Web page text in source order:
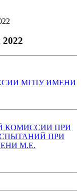
МГПУ ИМЕНИ
КОМИССИИ ПРИ
ПРИ
М.Е.